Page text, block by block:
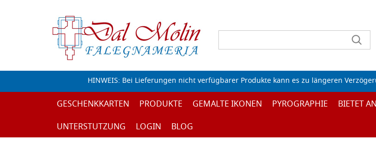
HINWEIS: Bei Lieferungen nicht verfügbarer Produkte kann es zu längeren
GESCHENKKARTEN PRODUKTE GEMALTE IKONEN PYROGRAPHIE BIETET AN
UNTERSTUTZUNG
LOGIN BLOG